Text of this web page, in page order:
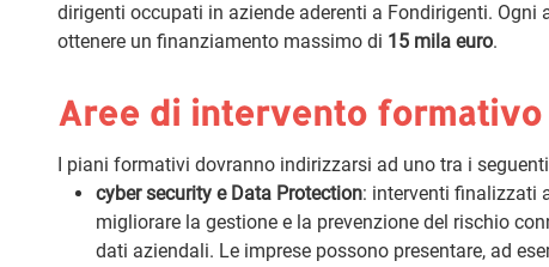
dirigenti occupati in aziende aderenti a Fondirigenti.
ottenere un finanziamento massimo di 15 mila euro.
Aree di intervento formativo
I piani formativi dovranno indirizzarsi ad uno tra i
cyber security e Data Protection: interventi finalizzati
migliorare la gestione e la prevenzione del rischio
dati aziendali. Le imprese possono presentare, ad